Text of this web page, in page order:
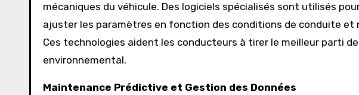
mécaniques du véhicule. Des logiciels spécialisés sont utilisés
ajuster les paramètres en fonction des conditions de conduite et
Ces technologies aident les conducteurs à tirer le meilleur parti
environnemental.
Maintenance Prédictive et Gestion des Données